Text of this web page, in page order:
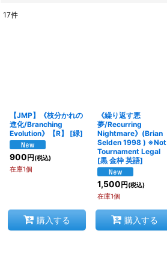
並び順:
絞り込む
17件
【JMP】《枝分かれの
進化/Branching
Evolution》【R】
[緑]
900 円 (税込)
在庫1個
購入する
《繰り返す悪
夢/Recurring
Nightmare》(Brian
Selden 1998 ) ※Not
Tournament Legal
[黒 金枠 英語]
1,500 円 (税込)
在庫1個
購入する